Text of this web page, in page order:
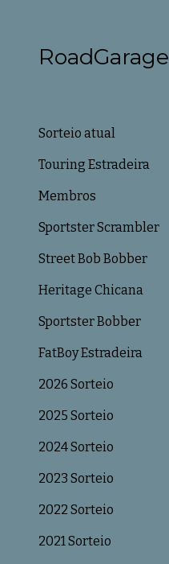
RoadGarage
Sorteio atual
Touring Estradeira
Membros
Sportster Scrambler
Street Bob Bobber
Heritage Chicana
Sportster Bobber
FatBoy Estradeira
2026 Sorteio
2025 Sorteio
2024 Sorteio
2023 Sorteio
2022 Sorteio
2021 Sorteio